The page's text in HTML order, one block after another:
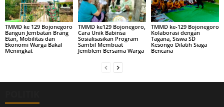
TMMD ke 129 Bojonegoro
Bangun Jembatan Brang
Etan, Mobilitas dan
Ekonomi Warga Bakal
Meningkat
TMMD ke129 Bojonegoro,
Cara Unik Babinsa
Sosialisasikan Program
Sambil Membuat
Jemblem Bersama Warga
TMMD ke-129 Bojonegoro
Kolaborasi dengan
Tagana, Siswa SD
Kesongo Dilatih Siaga
Bencana